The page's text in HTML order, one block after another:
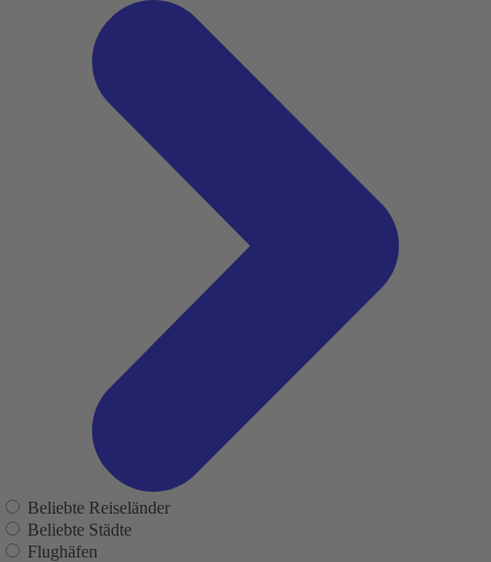
Beliebte Reiseländer
Beliebte Städte
Flughäfen